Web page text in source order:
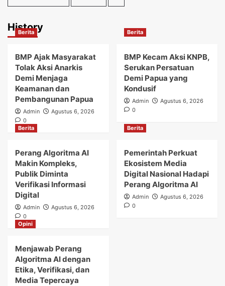
History
Berita
BMP Ajak Masyarakat
Tolak Aksi Anarkis
Demi Menjaga
Keamanan dan
Pembangunan Papua
Admin
Agustus 6, 2026
0
Berita
BMP Kecam Aksi KNPB,
Serukan Persatuan
Demi Papua yang
Kondusif
Admin
Agustus 6, 2026
0
Berita
Perang Algoritma AI
Makin Kompleks,
Publik Diminta
Verifikasi Informasi
Digital
Admin
Agustus 6, 2026
0
Berita
Pemerintah Perkuat
Ekosistem Media
Digital Nasional Hadapi
Perang Algoritma AI
Admin
Agustus 6, 2026
0
Opini
Menjawab Perang
Algoritma AI dengan
Etika, Verifikasi, dan
Media Tepercaya